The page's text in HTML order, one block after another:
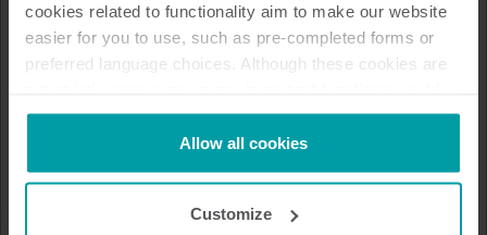
cookies related to functionality aim to make our website
easier for you to use, such as pre-completed forms or
preferred language choices. Although these cookies are
not be available without them.
Kamstrup makes use of third-party cookies. A third-party
cookie is installed by someone other than us, such as
analysis programmes.
Allow all cookies
Customize